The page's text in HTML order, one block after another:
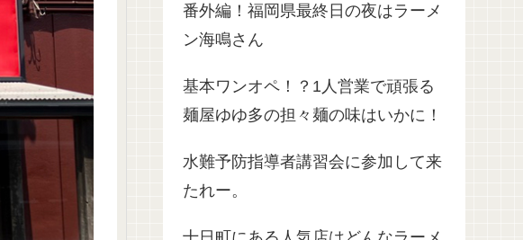
番外編！福岡県最終日の夜はラーメ
ン海鳴さん
基本ワンオペ！？1人営業で頑張る
麺屋ゆゆ多の担々麺の味はいかに！
水難予防指導者講習会に参加して来
たれー。